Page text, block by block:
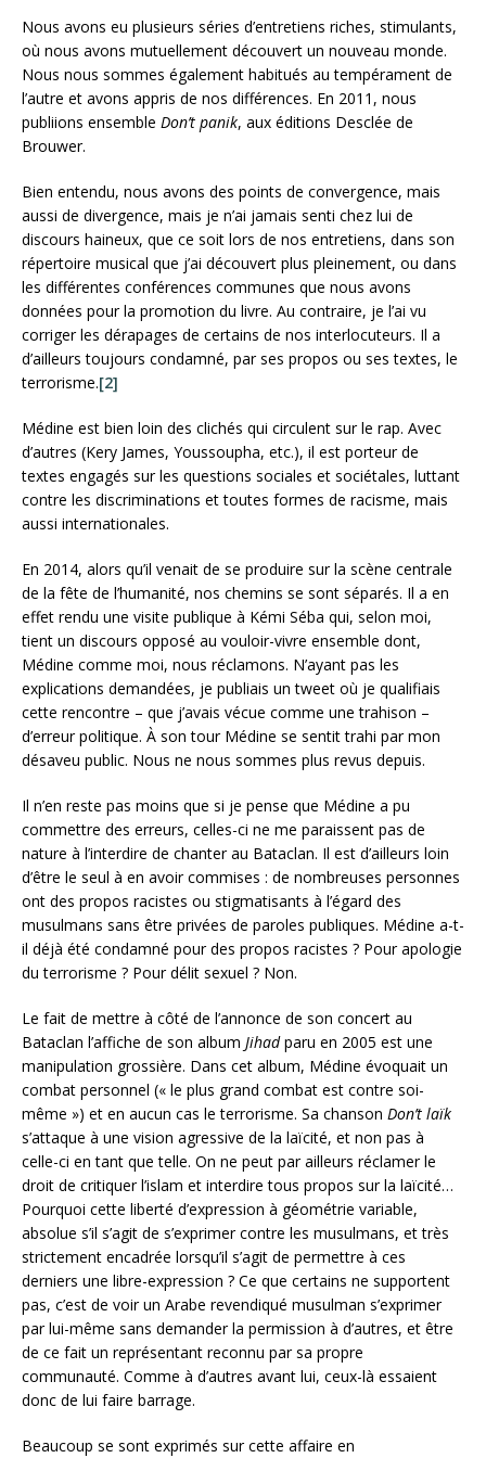
Nous avons eu plusieurs séries d’entretiens riches, stimulants,
où nous avons mutuellement découvert un nouveau monde.
Nous nous sommes également habitués au tempérament de
l’autre et avons appris de nos différences. En 2011, nous
publiions ensemble Don’t panik, aux éditions Desclée de
Brouwer.
Bien entendu, nous avons des points de convergence, mais
aussi de divergence, mais je n’ai jamais senti chez lui de
discours haineux, que ce soit lors de nos entretiens, dans son
répertoire musical que j’ai découvert plus pleinement, ou dans
les différentes conférences communes que nous avons
données pour la promotion du livre. Au contraire, je l’ai vu
corriger les dérapages de certains de nos interlocuteurs. Il a
d’ailleurs toujours condamné, par ses propos ou ses textes, le
terrorisme.[2]
Médine est bien loin des clichés qui circulent sur le rap. Avec
d’autres (Kery James, Youssoupha, etc.), il est porteur de
textes engagés sur les questions sociales et sociétales, luttant
contre les discriminations et toutes formes de racisme, mais
aussi internationales.
En 2014, alors qu’il venait de se produire sur la scène centrale
de la fête de l’humanité, nos chemins se sont séparés. Il a en
effet rendu une visite publique à Kémi Séba qui, selon moi,
tient un discours opposé au vouloir-vivre ensemble dont,
Médine comme moi, nous réclamons. N’ayant pas les
explications demandées, je publiais un tweet où je qualifiais
cette rencontre – que j’avais vécue comme une trahison –
d’erreur politique. À son tour Médine se sentit trahi par mon
désaveu public. Nous ne nous sommes plus revus depuis.
Il n’en reste pas moins que si je pense que Médine a pu
commettre des erreurs, celles-ci ne me paraissent pas de
nature à l’interdire de chanter au Bataclan. Il est d’ailleurs loin
d’être le seul à en avoir commises : de nombreuses personnes
ont des propos racistes ou stigmatisants à l’égard des
musulmans sans être privées de paroles publiques. Médine a-t-
il déjà été condamné pour des propos racistes ? Pour apologie
du terrorisme ? Pour délit sexuel ? Non.
Le fait de mettre à côté de l’annonce de son concert au
Bataclan l’affiche de son album Jihadparu en 2005 est une
manipulation grossière. Dans cet album, Médine évoquait un
combat personnel (« le plus grand combat est contre soi-
même ») et en aucun cas le terrorisme. Sa chanson Don’t laïk
s’attaque à une vision agressive de la laïcité, et non pas à
celle-ci en tant que telle. On ne peut par ailleurs réclamer le
droit de critiquer l’islam et interdire tous propos sur la laïcité…
Pourquoi cette liberté d’expression à géométrie variable,
absolue s’il s’agit de s’exprimer contre les musulmans, et très
strictement encadrée lorsqu’il s’agit de permettre à ces
derniers une libre-expression ? Ce que certains ne supportent
pas, c’est de voir un Arabe revendiqué musulman s’exprimer
par lui-même sans demander la permission à d’autres, et être
de ce fait un représentant reconnu par sa propre
communauté. Comme à d’autres avant lui, ceux-là essaient
donc de lui faire barrage.
Beaucoup se sont exprimés sur cette affaire en